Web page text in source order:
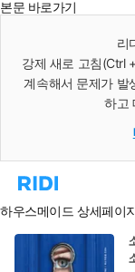
본문 바로가기
리
강제 새로 고침(Ctrl
계속해서 문제가 발
하고
리
홈
로
하우스메이드 상세페이